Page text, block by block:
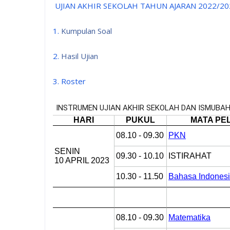
UJIAN AKHIR SEKOLAH TAHUN AJARAN 2022/
1. Kumpulan Soal
2. Hasil Ujian
3. Roster